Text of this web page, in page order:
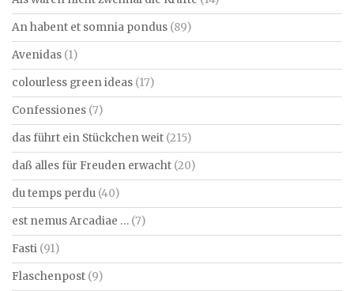
An habent et somnia pondus (89)
Avenidas (1)
colourless green ideas (17)
Confessiones (7)
das führt ein Stückchen weit (215)
daß alles für Freuden erwacht (20)
du temps perdu (40)
est nemus Arcadiae … (7)
Fasti (91)
Flaschenpost (9)